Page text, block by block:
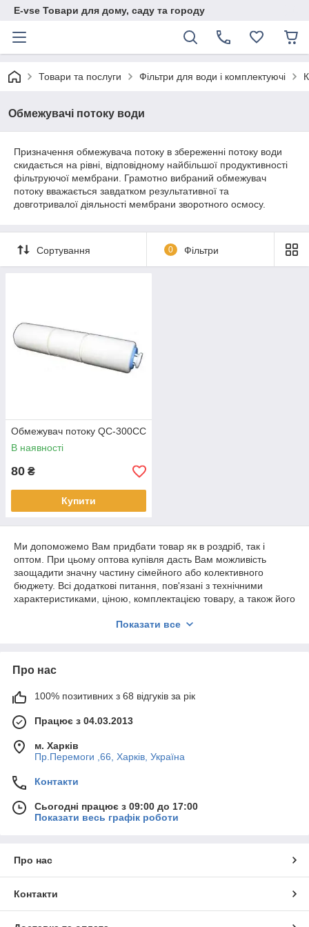
E-vse Товари для дому, саду та городу
Товари та послуги Фільтри для води і комплектуючі
Обмежувачі потоку води
Призначення обмежувача потоку в збереженні потоку води
скидається на рівні, відповідному найбільшої продуктивності
фільтруючої мембрани. Грамотно вибраний обмежувач
потоку вважається завдатком результативної та
довготривалої діяльності мембрани зворотного осмосу.
Сортування 0 Фільтри
Обмежувач потоку QC-300CC
В наявності
80 ₴
Купити
Ми допоможемо Вам придбати товар як в роздріб, так і
оптом. При цьому оптова купівля дасть Вам можливість
заощадити значну частину сімейного або колективного
бюджету. Всі додаткові питання, пов'язані з технічними
характеристиками, ціною, комплектацією товару, а також його
менеджерам по телефону (розділ "Контакти").
Показати все
Про нас
100% позитивних з 68 відгуків за рік
Працює з 04.03.2013
м. Харків
Пр.Перемоги ,66, Харків, Україна
Контакти
Сьогодні працює з 09:00 до 17:00
Показати весь графік роботи
Про нас
Контакти